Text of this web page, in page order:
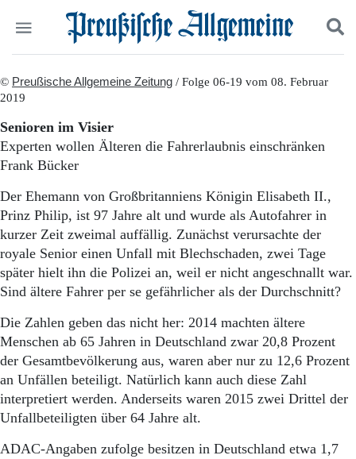
Start
Wer wir sind
Aktuelle Ausgabe
Abonnenten-Login
Abonnent werden
Abo Prämien
Archiv
Mediadaten
Politik
Gesellschaft
Geschichte
Ostpreußen
Pommern
Berlin-Brandenburg
Schlesien
Danzig und Westpreußen
Bücher
Suchen und finden
© Preußische Allgemeine Zeitung / Folge 06-19 vom 08. Februar
2019
Senioren im Visier
Experten wollen Älteren die Fahrerlaubnis einschränken
Frank Bücker
Der Ehemann von Großbritanniens Königin Elisabeth II.,
Prinz Philip, ist 97 Jahre alt und wurde als Autofahrer in
kurzer Zeit zweimal auffällig. Zunächst verursachte der
royale Senior einen Unfall mit Blechschaden, zwei Tage
später hielt ihn die Polizei an, weil er nicht angeschnallt war.
Sind ältere Fahrer per se gefährlicher als der Durchschnitt?
Die Zahlen geben das nicht her: 2014 machten ältere
Menschen ab 65 Jahren in Deutschland zwar 20,8 Prozent
der Gesamtbevölkerung aus, waren aber nur zu 12,6 Prozent
an Unfällen beteiligt. Natürlich kann auch diese Zahl
interpretiert werden. Anderseits waren 2015 zwei Drittel der
Unfallbeteiligten über 64 Jahre alt.
ADAC-Angaben zufolge besitzen in Deutschland etwa 1,7